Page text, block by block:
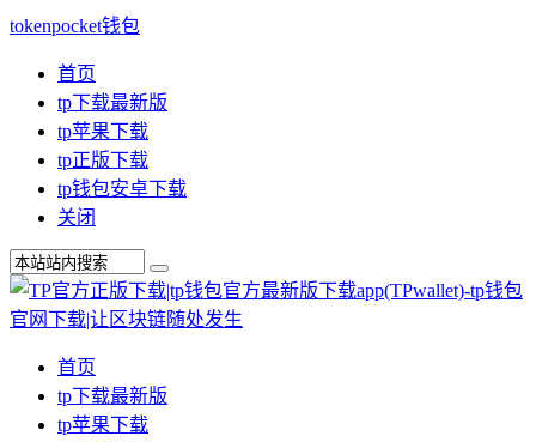
tokenpocket钱包
首页
tp下载最新版
tp苹果下载
tp正版下载
tp钱包安卓下载
关闭
首页
tp下载最新版
tp苹果下载